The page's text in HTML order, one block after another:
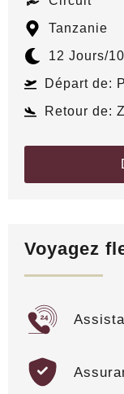
Tanzanie
12 Jours/
Départ de:
Retour de:
Voyagez